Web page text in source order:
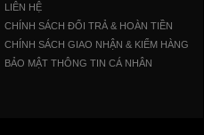
LIÊN HỆ
CHÍNH SÁCH ĐỔI TRẢ & HOÀN TIỀN
CHÍNH SÁCH GIAO NHẬN & KIỂM HÀNG
BẢO MẬT THÔNG TIN CÁ NHÂN